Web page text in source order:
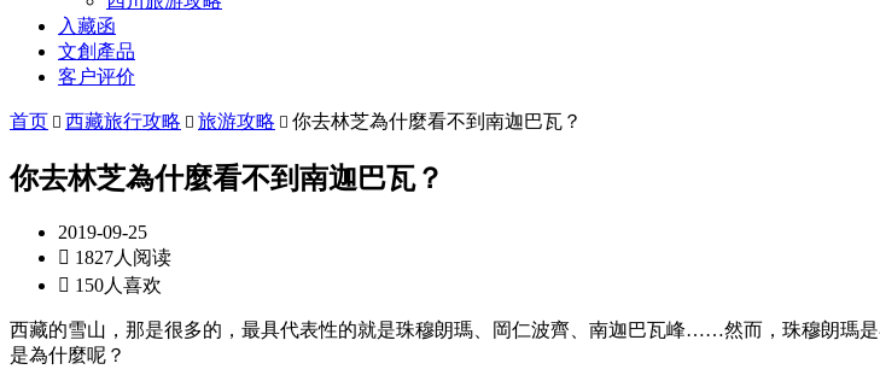
入藏函
文創產品
客户评价
首页  西藏旅行攻略  旅游攻略  你去林芝為什麼看不到南迦巴瓦？
你去林芝為什麼看不到南迦巴瓦？
2019-09-25
 1827人阅读
 150人喜欢
西藏的雪山，那是很多的，最具代表性的就是珠穆朗瑪、岡仁波齊、南迦巴瓦峰……然而，珠穆朗瑪
是為什麼呢？